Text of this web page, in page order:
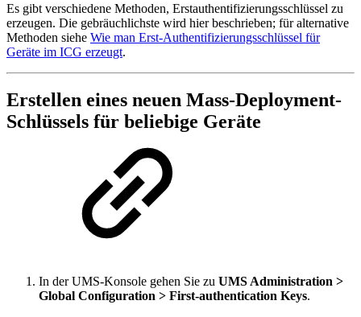
Es gibt verschiedene Methoden, Erstauthentifizierungsschlüssel zu
erzeugen. Die gebräuchlichste wird hier beschrieben; für alternative
Methoden siehe Wie man Erst-Authentifizierungsschlüssel für
Geräte im ICG erzeugt.
Erstellen eines neuen Mass-Deployment-
Schlüssels für beliebige Geräte
In der UMS-Konsole gehen Sie zu UMS Administration >
Global Configuration > First-authentication Keys.